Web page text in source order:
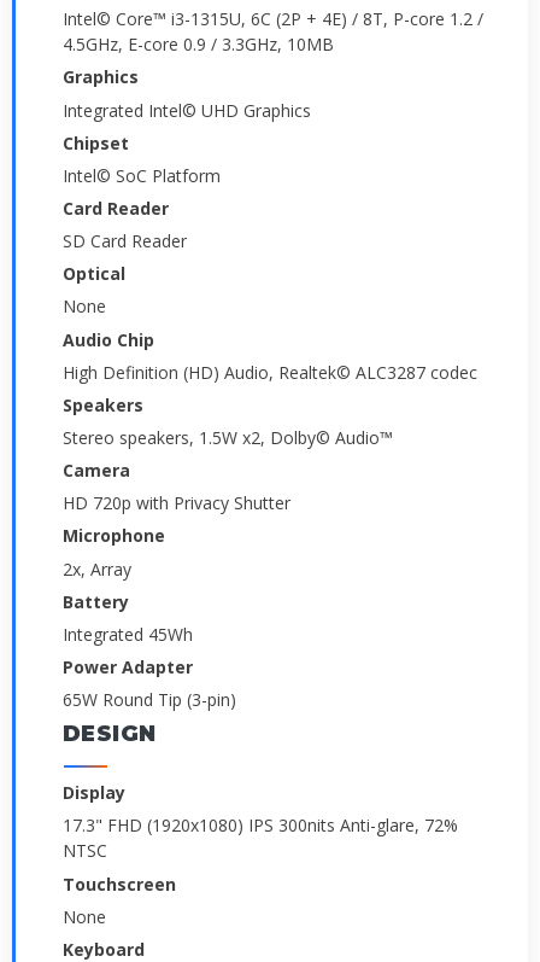
Intel© Core™ i3-1315U, 6C (2P + 4E) / 8T, P-core 1.2 /
4.5GHz, E-core 0.9 / 3.3GHz, 10MB
Graphics
Integrated Intel© UHD Graphics
Chipset
Intel© SoC Platform
Card Reader
SD Card Reader
Optical
None
Audio Chip
High Definition (HD) Audio, Realtek© ALC3287 codec
Speakers
Stereo speakers, 1.5W x2, Dolby© Audio™
Camera
HD 720p with Privacy Shutter
Microphone
2x, Array
Battery
Integrated 45Wh
Power Adapter
65W Round Tip (3-pin)
DESIGN
Display
17.3" FHD (1920x1080) IPS 300nits Anti-glare, 72%
NTSC
Touchscreen
None
Keyboard